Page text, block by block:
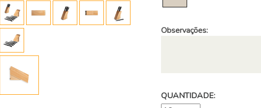
Observações:
QUANTIDADE: